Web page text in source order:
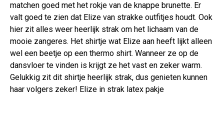
matchen goed met het rokje van de knappe brunette. Er
valt goed te zien dat Elize van strakke outfitjes houdt. Ook
hier zit alles weer heerlijk strak om het lichaam van de
mooie zangeres. Het shirtje wat Elize aan heeft lijkt alleen
wel een beetje op een thermo shirt. Wanneer ze op de
dansvloer te vinden is krijgt ze het vast en zeker warm.
Gelukkig zit dit shirtje heerlijk strak, dus genieten kunnen
haar volgers zeker! Elize in strak latex pakje